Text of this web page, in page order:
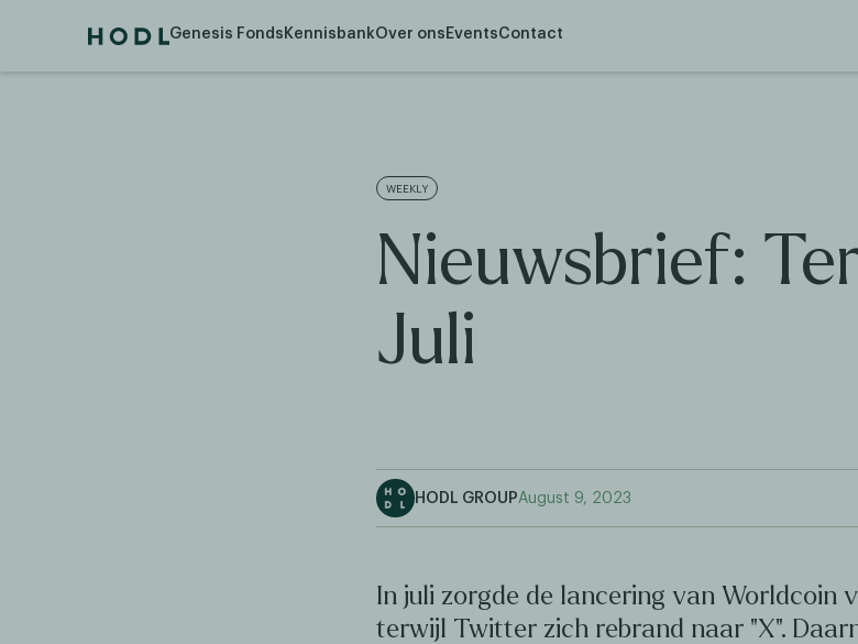
Genesis Fonds KennisbankOver ons EventsContact
WEEKLY
Nieuwsbrief:
Juli
HODL GROUPAugust 9, 2023
In juli zorgde de lancering van Worldcoin
terwijl Twitter zich rebrand naar "X".